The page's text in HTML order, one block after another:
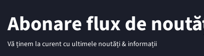
Abonare flux de
Vă ținem la curent cu ultimele noutăți & informații